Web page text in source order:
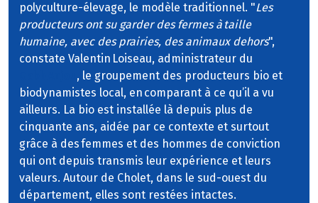
polyculture-élevage, le modèle traditionnel. "Les
producteurs ont su garder des fermes à taille
humaine, avec des prairies, des animaux dehors",
constate Valentin Loiseau, administrateur du
, le groupement des producteurs bio et
biodynamistes local, en comparant à ce qu’il a vu
ailleurs. La bio est installée là depuis plus de
cinquante ans, aidée par ce contexte et surtout
grâce à des femmes et des hommes de conviction
qui ont depuis transmis leur expérience et leurs
valeurs. Autour de Cholet, dans le sud-ouest du
département, elles sont restées intactes.